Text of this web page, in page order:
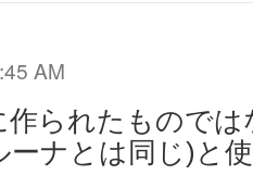
AM
作られたもので
ーナとは同じ)と